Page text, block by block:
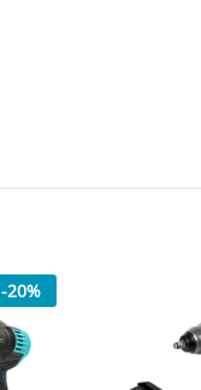
-20%